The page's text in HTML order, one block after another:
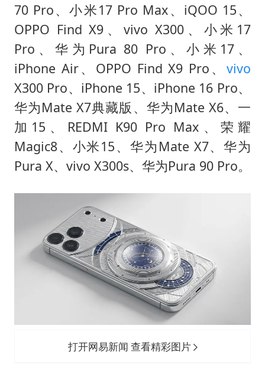
70 Pro、小米17 Pro Max、iQOO 15、
OPPO Find X9、vivo X300、小米17
Pro、华为Pura 80 Pro、小米17、
iPhone Air、OPPO Find X9 Pro、vivo
X300 Pro、iPhone 15、iPhone 16 Pro、
华为Mate X7典藏版、华为Mate X6、一
加15、REDMI K90 Pro Max、荣耀
Magic8、小米15、华为Mate X7、华为
Pura X、vivo X300s、华为Pura 90 Pro。
打开网易新闻 查看精彩图片